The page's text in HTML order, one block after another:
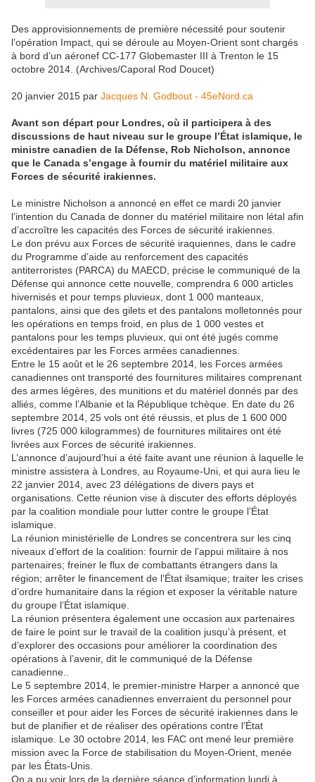
Des approvisionnements de première nécessité pour soutenir
l’opération Impact, qui se déroule au Moyen-Orient sont chargés
à bord d’un aéronef CC-177 Globemaster III à Trenton le 15
octobre 2014. (Archives/Caporal Rod Doucet)
20 janvier 2015 par Jacques N. Godbout - 45eNord.ca
Avant son départ pour Londres, où il participera à des
discussions de haut niveau sur le groupe l’État islamique, le
ministre canadien de la Défense, Rob Nicholson, annonce
que le Canada s’engage à fournir du matériel militaire aux
Forces de sécurité irakiennes.
Le ministre Nicholson a annoncé en effet ce mardi 20 janvier
l’intention du Canada de donner du matériel militaire non létal afin
d’accroître les capacités des Forces de sécurité irakiennes.
Le don prévu aux Forces de sécurité iraquiennes, dans le cadre
du Programme d’aide au renforcement des capacités
antiterroristes (PARCA) du MAECD, précise le communiqué de la
Défense qui annonce cette nouvelle, comprendra 6 000 articles
hivernisés et pour temps pluvieux, dont 1 000 manteaux,
pantalons, ainsi que des gilets et des pantalons molletonnés pour
les opérations en temps froid, en plus de 1 000 vestes et
pantalons pour les temps pluvieux, qui ont été jugés comme
excédentaires par les Forces armées canadiennes.
Entre le 15 août et le 26 septembre 2014, les Forces armées
canadiennes ont transporté des fournitures militaires comprenant
des armes légères, des munitions et du matériel donnés par des
alliés, comme l’Albanie et la République tchèque. En date du 26
septembre 2014, 25 vols ont été réussis, et plus de 1 600 000
livres (725 000 kilogrammes) de fournitures militaires ont été
livrées aux Forces de sécurité irakiennes.
L’annonce d’aujourd’hui a été faite avant une réunion à laquelle le
ministre assistera à Londres, au Royaume-Uni, et qui aura lieu le
22 janvier 2014, avec 23 délégations de divers pays et
organisations. Cette réunion vise à discuter des efforts déployés
par la coalition mondiale pour lutter contre le groupe l’État
islamique.
La réunion ministérielle de Londres se concentrera sur les cinq
niveaux d’effort de la coalition: fournir de l’appui militaire à nos
partenaires; freiner le flux de combattants étrangers dans la
région; arrêter le financement de l’État ilsamique; traiter les crises
d’ordre humanitaire dans la région et exposer la véritable nature
du groupe l’État islamique.
La réunion présentera également une occasion aux partenaires
de faire le point sur le travail de la coalition jusqu’à présent, et
d’explorer des occasions pour améliorer la coordination des
opérations à l’avenir, dit le communiqué de la Défense
canadienne..
Le 5 septembre 2014, le premier-ministre Harper a annoncé que
les Forces armées canadiennes enverraient du personnel pour
conseiller et pour aider les Forces de sécurité irakiennes dans le
but de planifier et de réaliser des opérations contre l’État
islamique. Le 30 octobre 2014, les FAC ont mené leur première
mission avec la Force de stabilisation du Moyen-Orient, menée
par les États-Unis.
On a pu voir lors de la dernière séance d’information lundi à